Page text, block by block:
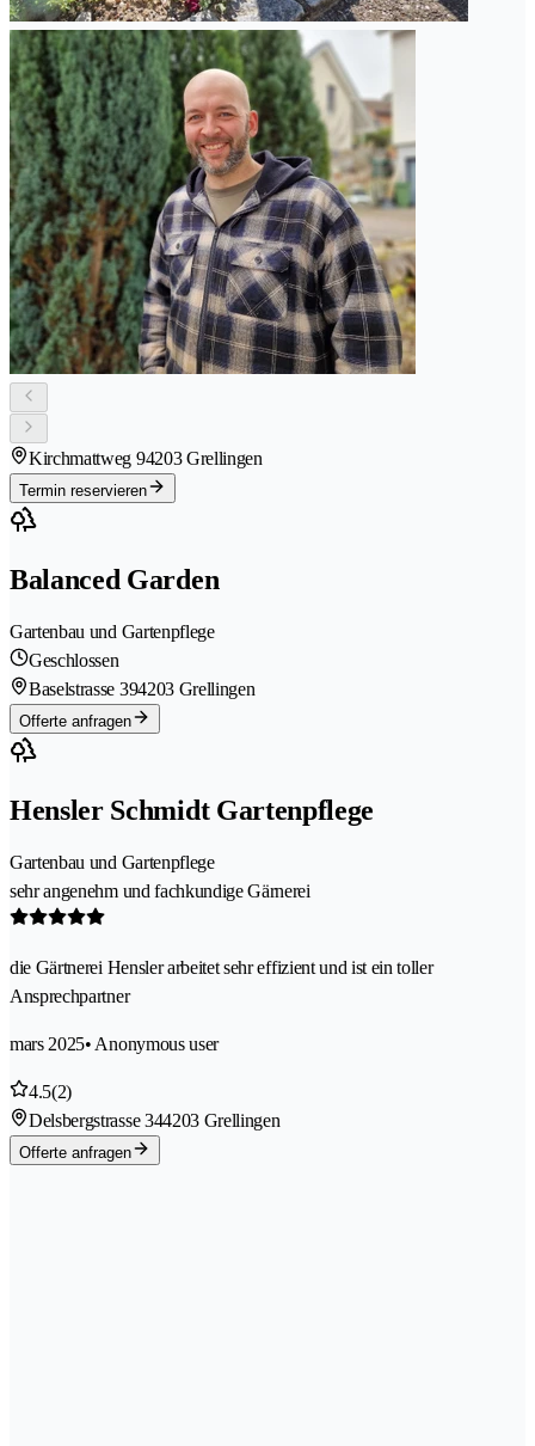
Kirchmattweg 94203 Grellingen
Termin reservieren
Balanced Garden
Gartenbau und Gartenpflege
Geschlossen
Baselstrasse 394203 Grellingen
Offerte anfragen
Hensler Schmidt Gartenpflege
Gartenbau und Gartenpflege
sehr angenehm und fachkundige Gärnerei
die Gärtnerei Hensler arbeitet sehr effizient und ist ein toller
Ansprechpartner
mars 2025• Anonymous user
4.5(2)
Delsbergstrasse 344203 Grellingen
Offerte anfragen